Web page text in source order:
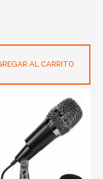
AL CARRITO